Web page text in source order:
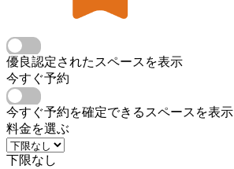
優良認定されたスペースを表示
今すぐ予約
今すぐ予約を確定できるスペースを表示
料金を選ぶ
下限なし